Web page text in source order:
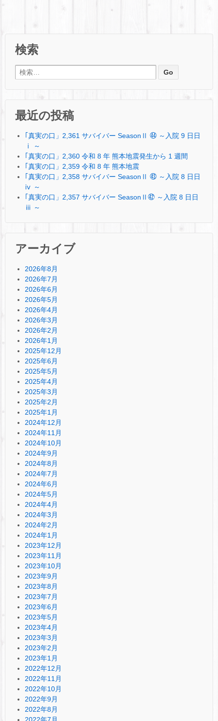
検索
検索:
最近の投稿
｢真実の口」2,361 サバイバー SeasonⅡ ㊹ ～入院 9 日日
ⅰ ～
｢真実の口」2,360 令和 8 年 熊本地震発生から 1 週間
｢真実の口」2,359 令和 8 年 熊本地震
｢真実の口」2,358 サバイバー SeasonⅡ ㊸ ～入院 8 日日
ⅳ ～
｢真実の口」2,357 サバイバー SeasonⅡ㊷ ～入院 8 日日
ⅲ ～
アーカイブ
2026年8月
2026年7月
2026年6月
2026年5月
2026年4月
2026年3月
2026年2月
2026年1月
2025年12月
2025年6月
2025年5月
2025年4月
2025年3月
2025年2月
2025年1月
2024年12月
2024年11月
2024年10月
2024年9月
2024年8月
2024年7月
2024年6月
2024年5月
2024年4月
2024年3月
2024年2月
2024年1月
2023年12月
2023年11月
2023年10月
2023年9月
2023年8月
2023年7月
2023年6月
2023年5月
2023年4月
2023年3月
2023年2月
2023年1月
2022年12月
2022年11月
2022年10月
2022年9月
2022年8月
2022年7月